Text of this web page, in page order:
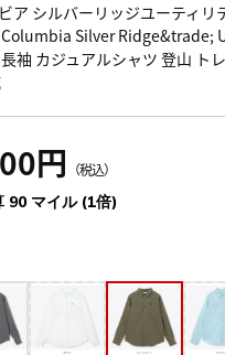
ア シルバーリッジユーティリ
Columbia Silver Ridge&trade;
袖 カジュアルシャツ 登山 ト
円 （税込）
90 マイル (1倍)